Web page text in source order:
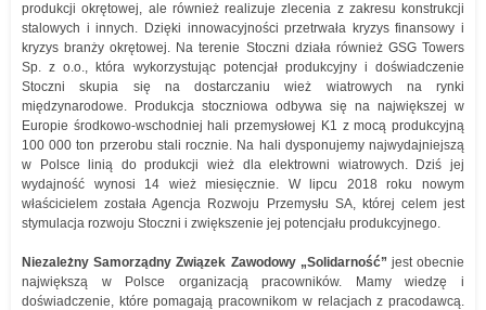
produkcji okrętowej, ale również realizuje zlecenia z zakresu konstrukcji
stalowych i innych. Dzięki innowacyjności przetrwała kryzys finansowy i
kryzys branży okrętowej. Na terenie Stoczni działa również GSG Towers
Sp. z o.o., która wykorzystując potencjał produkcyjny i doświadczenie
Stoczni skupia się na dostarczaniu wież wiatrowych na rynki
międzynarodowe. Produkcja stoczniowa odbywa się na największej w
Europie środkowo-wschodniej hali przemysłowej K1 z mocą produkcyjną
100 000 ton przerobu stali rocznie. Na hali dysponujemy najwydajniejszą
w Polsce linią do produkcji wież dla elektrowni wiatrowych. Dziś jej
wydajność wynosi 14 wież miesięcznie. W lipcu 2018 roku nowym
właścicielem została Agencja Rozwoju Przemysłu SA, której celem jest
stymulacja rozwoju Stoczni i zwiększenie jej potencjału produkcyjnego.
Niezależny Samorządny Związek Zawodowy „Solidarność” jest obecnie
największą w Polsce organizacją pracowników. Mamy wiedzę i
doświadczenie, które pomagają pracownikom w relacjach z pracodawcą.